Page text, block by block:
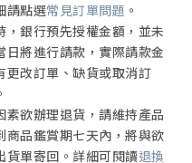
請點選常見訂單問題 。
銀行預先授權金額，並未
將進行請款，實際請款金
更改訂單、缺貨或取消訂
欲辦理退貨，請維持產品
商品鑑賞期七天內，將與欲
貨單寄回。詳細可閱讀退換